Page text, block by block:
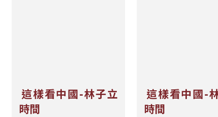
這樣看中國-林子立
時間
這樣看中國-
時間